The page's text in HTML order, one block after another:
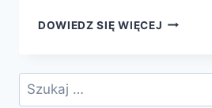
DOWIEDZ SIĘ WIĘCEJ
Szukaj: